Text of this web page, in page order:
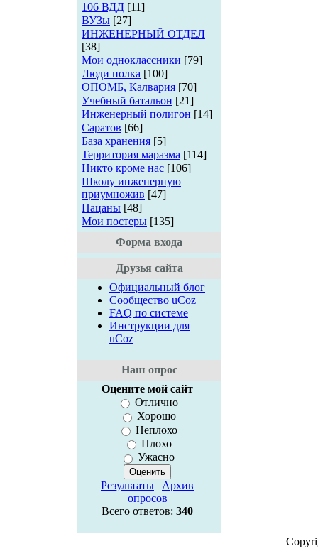
106 ВДД [11]
ВУЗы [27]
ИНЖЕНЕРНЫЙ ОТДЕЛ
[38]
Мои одноклассники [79]
Люди полка [100]
ОПОМБ, Калвария [70]
Учебный батальон [21]
Инженерный полигон [14]
Саратов [66]
База хранения [5]
Территория маразма [114]
Никто кроме нас [106]
Школу инженерную
приумножив [47]
Пацаны [48]
Мои постеры [135]
Форма входа
Друзья сайта
Официальный блог
Сообщество uCoz
FAQ по системе
Инструкции для
uCoz
Наш опрос
Оцените мой сайт
Отлично
Хорошо
Неплохо
Плохо
Ужасно
Результаты | Архив
опросов
Всего ответов: 340